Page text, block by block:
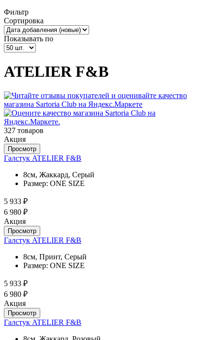
Фильтр
Сортировка
Показывать по
ATELIER F&B
327 товаров
Акция
Просмотр
Галстук ATELIER F&B
8см, Жаккард, Серый
Размер: ONE SIZE
5 933 ₽
6 980 ₽
Акция
Просмотр
Галстук ATELIER F&B
8см, Принт, Серый
Размер: ONE SIZE
5 933 ₽
6 980 ₽
Акция
Просмотр
Галстук ATELIER F&B